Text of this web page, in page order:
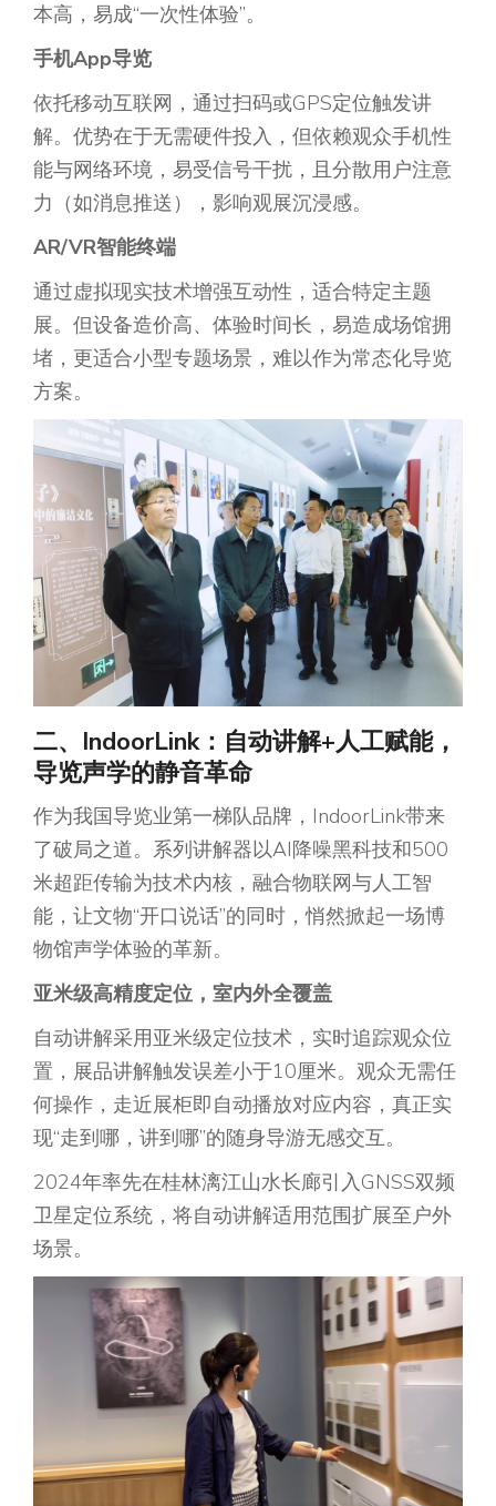
本高，易成“一次性体验”。
手机App导览
依托移动互联网，通过扫码或GPS定位触发讲
解。优势在于无需硬件投入，但依赖观众手机性
能与网络环境，易受信号干扰，且分散用户注意
力（如消息推送），影响观展沉浸感。
AR/VR智能终端
通过虚拟现实技术增强互动性，适合特定主题
展。但设备造价高、体验时间长，易造成场馆拥
堵，更适合小型专题场景，难以作为常态化导览
方案。
二、IndoorLink： 自动讲解+人工赋能，
导览声学的静音革命
作为我国导览业第一梯队品牌，IndoorLink带来
了破局之道。系列讲解器以AI降噪黑科技和500
米超距传输为技术内核，融合物联网与人工智
能，让文物“开口说话”的同时，悄然掀起一场博
物馆声学体验的革新。
亚米级高精度定位 ， 室内外全覆盖
自动讲解采用亚米级定位技术，实时追踪观众位
置，展品讲解触发误差小于10厘米。观众无需任
何操作，走近展柜即自动播放对应内容，真正实
现“走到哪，讲到哪”的随身导游无感交互。
2024年率先在桂林漓江山水长廊引入GNSS双频
卫星定位系统，将自动讲解适用范围扩展至户外
场景。